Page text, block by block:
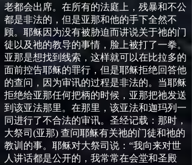
老都会出席。 在所有的法庭上，残暴和不公
都是非法的，但是亚那和他的手下全然不
顾。耶稣因为没有被胁迫而讲说关于祂的门
徒以及祂的教导的事情，脸上被打了一拳。
亚那是想找到线索，这样就可以在比拉多的
面前控告耶稣的罪行，但是耶稣拒绝回答他
的查问，因为审讯的过程是非法的。当耶稣
拒绝给亚那任何把柄的时候，亚那把祂发送
到该亚法那里。在那里，该亚法和迦玛列一
同进行了不合法的审讯。 圣经记载：那时，
大祭司 (亚那) 查问耶稣有关祂的门徒和祂的
教训的事。耶稣对大祭司说： “我向来对世
人讲话都是公开的，我常常在会堂和圣殿